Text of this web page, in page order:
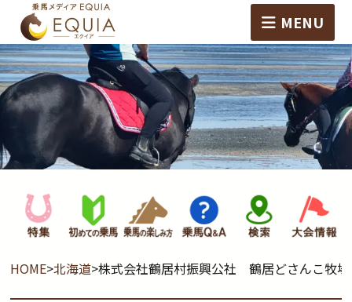
MENU
HOME>北海道>株式会社鶴居村振興公社 鶴居どさんこ牧場